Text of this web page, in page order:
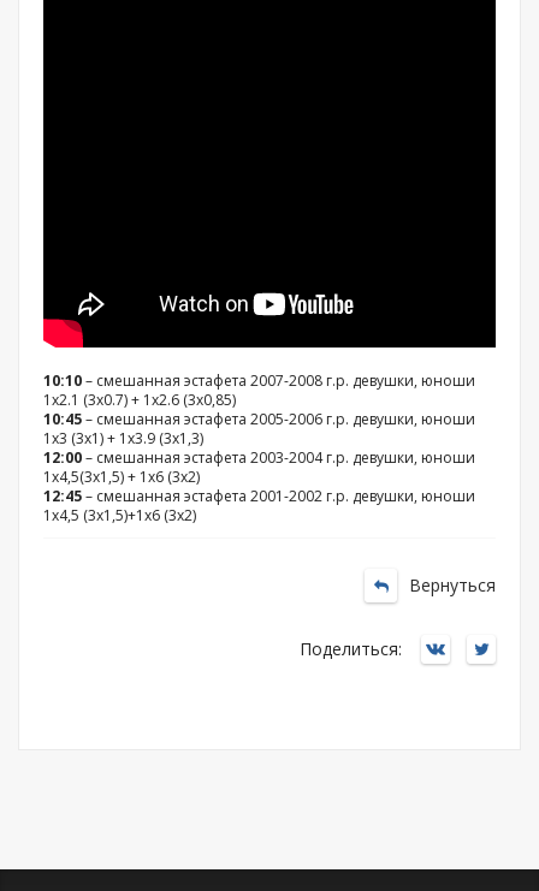
10:10– смешанная эстафета 2007-2008 г.р. девушки, юноши
1х2.1 (3х0.7) + 1х2.6 (3х0,85)
10:45– смешанная эстафета 2005-2006 г.р. девушки, юноши
1х3 (3х1) + 1х3.9 (3х1,3)
12:00– смешанная эстафета 2003-2004 г.р. девушки, юноши
1х4,5(3х1,5) + 1х6 (3х2)
12:45– смешанная эстафета 2001-2002 г.р. девушки, юноши
1х4,5 (3х1,5)+1х6 (3х2)
Вернуться
Поделиться: